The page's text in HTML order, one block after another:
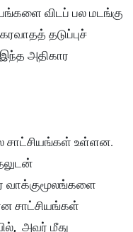
விடப் பல மடங்கு
தடுப்புச்
அதிகார
சாட்சியங்கள் உள்ளன.
வாக்குமூலங்களை
சாட்சியங்கள்
அவர் மீது